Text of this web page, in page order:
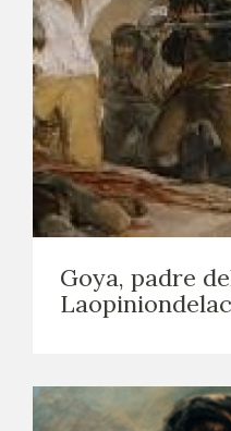
Goya, padre